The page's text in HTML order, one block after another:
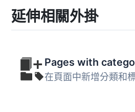
延伸相關外掛
Pages with
在頁面中新增分類和